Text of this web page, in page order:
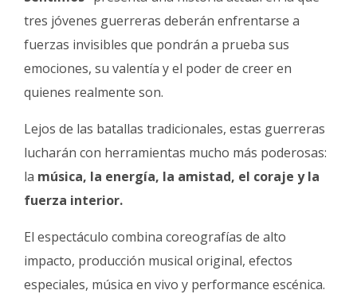
Fúnebres
tres jóvenes guerreras deberán enfrentarse a
fuerzas invisibles que pondrán a prueba sus
emociones, su valentía y el poder de creer en
quienes realmente son.
Lejos de las batallas tradicionales, estas guerreras
lucharán con herramientas mucho más poderosas:
la música, la energía, la amistad, el coraje y la
fuerza interior.
El espectáculo combina coreografías de alto
impacto, producción musical original, efectos
especiales, música en vivo y performance escénica.